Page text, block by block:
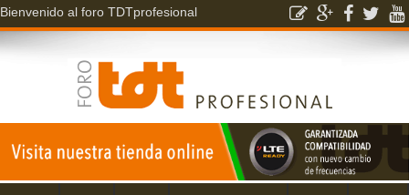
Bienvenido al foro TDTprofesional